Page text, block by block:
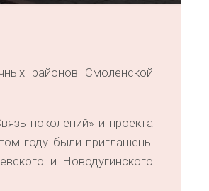
районов Смоленской
поколений» и проекта
году были приглашены
и Новодугинского